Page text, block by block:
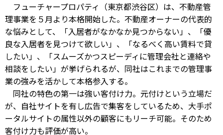
フューチャープロパティ（東京都渋谷区）は、不動産管
理事業を５月より本格開始した。不動産オーナーの代表的
な悩みとして、「入居者がなかなか見つからない」、「優
良な入居者を見つけて欲しい」、「なるべく高い賃料で貸
したい」、「スムーズかつスピーディに管理会社と連絡や
相談をしたい」が挙げられるが、同社はこれまでの管理事
業の強みを活かして本格参入する。
同社の特色の第一は強い客付け力。元付けという立場だ
が、自社サイトを有し広告で集客をしているため、大手ポ
ータルサイトの属性以外の顧客にもリーチ可能。そのため
客付け力も評価が高い。